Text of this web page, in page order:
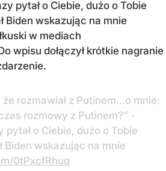
pytał o Ciebie, dużo o Tobie
Biden wskazując na mnie
w mediach
wpisu dołączył krótkie nagranie
rozmawiał z Putinem…o mnie:
rozmowy z Putinem?” -
pytał o Ciebie, dużo o Tobie
Biden wskazując na mnie
0tPxcfRhuq